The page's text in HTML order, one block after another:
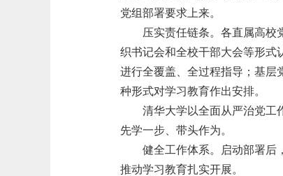
党组部署要求上来。
压实责任链条。各直属高校
织书记会和全校干部大会等形式
进行全覆盖、全过程指导；基层
种形式对学习教育作出安排。
清华大学以全面从严治党工
先学一步、带头作为。
健全工作体系。启动部署后
推动学习教育扎实开展。